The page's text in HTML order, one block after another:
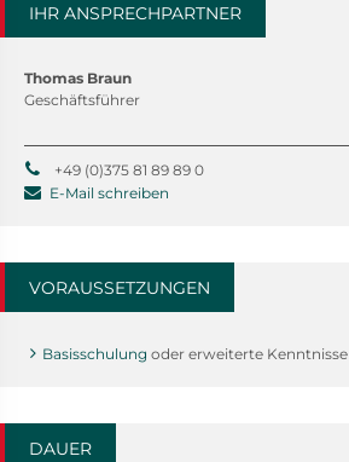
IHR ANSPRECHPARTNER
Thomas Braun
Geschäftsführer
+49 (0)375 81 89 89 0
E-Mail schreiben
VORAUSSETZUNGEN
Basisschulung oder erweiterte Kenntnisse
DAUER